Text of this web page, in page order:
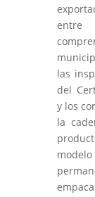
entre
las
del
y los
la